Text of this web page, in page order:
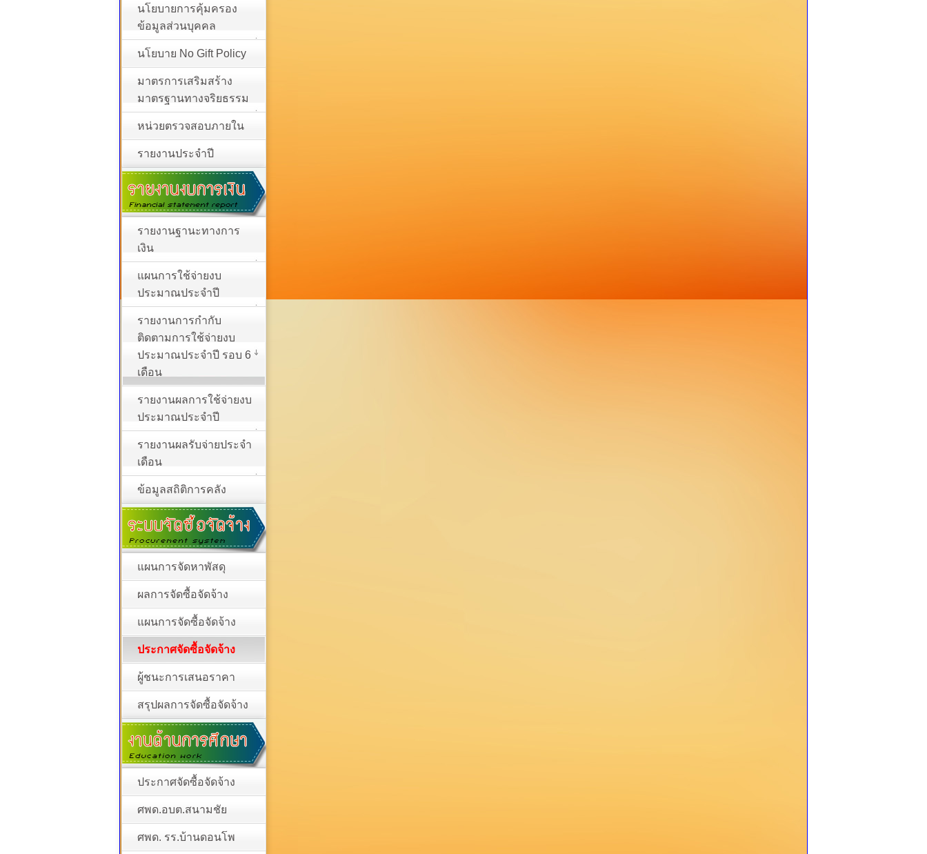
นโยบายการคุ้มครอง
ข้อมูลส่วนบุคคล
นโยบาย No Gift Policy
มาตรการเสริมสร้าง
มาตรฐานทางจริยธรรม
หน่วยตรวจสอบภายใน
รายงานประจำปี
รายงานฐานะทางการ
เงิน
แผนการใช้จ่ายงบ
ประมาณประจำปี
รายงานการกำกับ
ติดตามการใช้จ่ายงบ
ประมาณประจำปี รอบ 6
เดือน
รายงานผลการใช้จ่ายงบ
ประมาณประจำปี
รายงานผลรับจ่ายประจำ
เดือน
ข้อมูลสถิติการคลัง
แผนการจัดหาพัสดุ
ผลการจัดซื้อจัดจ้าง
แผนการจัดซื้อจัดจ้าง
ประกาศจัดซื้อจัดจ้าง
ผู้ชนะการเสนอราคา
สรุปผลการจัดซื้อจัดจ้าง
ประกาศจัดซื้อจัดจ้าง
ศพด.อบต.สนามชัย
ศพด. รร.บ้านดอนโพ